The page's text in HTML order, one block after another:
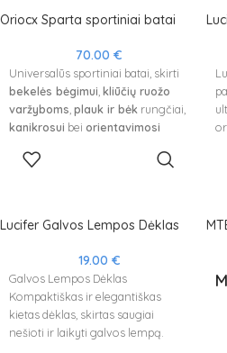
Oriocx Sparta sportiniai batai
70.00 €
Universalūs sportiniai batai, skirti
bekelės bėgimui,kliūčių ruožo
varžyboms,plauk ir bėk rungčiai,
kanikrosui bei orientavimosi
Pritaikyti normaliai pėdos formai,
judėjimo veiklose.
Lucifer Galvos Lempos Dėklas
19.00 €
Galvos Lempos Dėklas
Kompaktiškas ir elegantiškas
kietas dėklas, skirtas saugiai
nešioti ir laikyti galvos lempą.